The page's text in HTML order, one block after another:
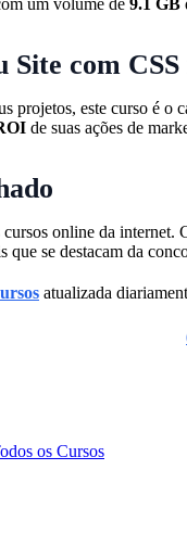
Site com
projetos, este curso é o
de suas ações de
online da internet.
se destacam da
atualizada
os Cursos